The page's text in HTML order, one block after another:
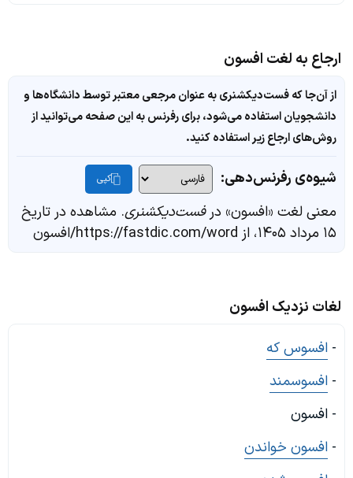
ارجاع به لغت افسون
از آن‌جا که فست‌دیکشنری به عنوان مرجعی معتبر توسط دانشگاه‌ها و
دانشجویان استفاده می‌شود، برای رفرنس به این صفحه می‌توانید از
روش‌های ارجاع زیر استفاده کنید.
شیوه‌ی رفرنس‌دهی: کپی
معنی لغت «افسون» درفست‌دیکشنری. مشاهده در تاریخ
۱۵ مرداد ۱۴۰۵، از https://fastdic.com/word/افسون
لغات نزدیک افسون
- افسوس که
- افسوسمند
- افسون
- افسون خواندن